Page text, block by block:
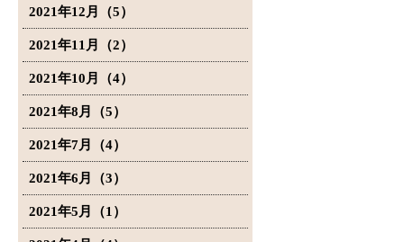
2021年12月（5）
2021年11月（2）
2021年10月（4）
2021年8月（5）
2021年7月（4）
2021年6月（3）
2021年5月（1）